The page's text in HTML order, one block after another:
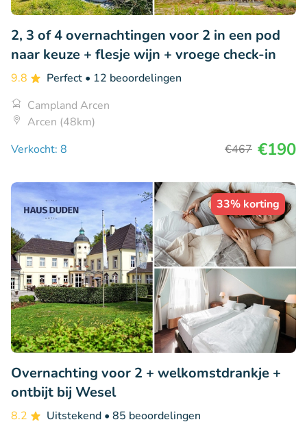
2, 3 of 4 overnachtingen voor 2 in een pod
naar keuze + flesje wijn + vroege check-in
9.8 Perfect • 12 beoordelingen
Campland Arcen
Arcen (48km)
Verkocht: 8
€467 €190
33% korting
Overnachting voor 2 + welkomstdrankje +
ontbijt bij Wesel
8.2 Uitstekend • 85 beoordelingen